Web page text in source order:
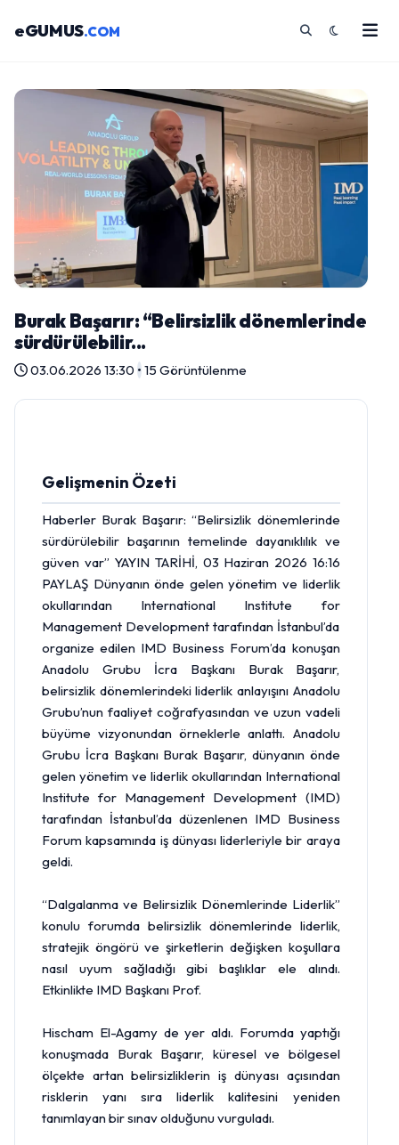
eGUMUS.COM
Burak Başarır: “Belirsizlik dönemlerinde
sürdürülebilir...
03.06.2026 13:30 •15 Görüntülenme
Gelişmenin Özeti
Haberler Burak Başarır: “Belirsizlik dönemlerinde
sürdürülebilir başarının temelinde dayanıklılık ve
güven var” YAYIN TARİHİ, 03 Haziran 2026 16:16
PAYLAŞ Dünyanın önde gelen yönetim ve liderlik
okullarından International Institute for
Management Development tarafından İstanbul’da
organize edilen IMD Business Forum’da konuşan
Anadolu Grubu İcra Başkanı Burak Başarır,
belirsizlik dönemlerindeki liderlik anlayışını Anadolu
Grubu’nun faaliyet coğrafyasından ve uzun vadeli
büyüme vizyonundan örneklerle anlattı. Anadolu
Grubu İcra Başkanı Burak Başarır, dünyanın önde
gelen yönetim ve liderlik okullarından International
Institute for Management Development (IMD)
tarafından İstanbul’da düzenlenen IMD Business
Forum kapsamında iş dünyası liderleriyle bir araya
geldi.
“Dalgalanma ve Belirsizlik Dönemlerinde Liderlik”
konulu forumda belirsizlik dönemlerinde liderlik,
stratejik öngörü ve şirketlerin değişken koşullara
nasıl uyum sağladığı gibi başlıklar ele alındı.
Etkinlikte IMD Başkanı Prof.
Hischam El-Agamy de yer aldı. Forumda yaptığı
konuşmada Burak Başarır, küresel ve bölgesel
ölçekte artan belirsizliklerin iş dünyası açısından
risklerin yanı sıra liderlik kalitesini yeniden
tanımlayan bir sınav olduğunu vurguladı.